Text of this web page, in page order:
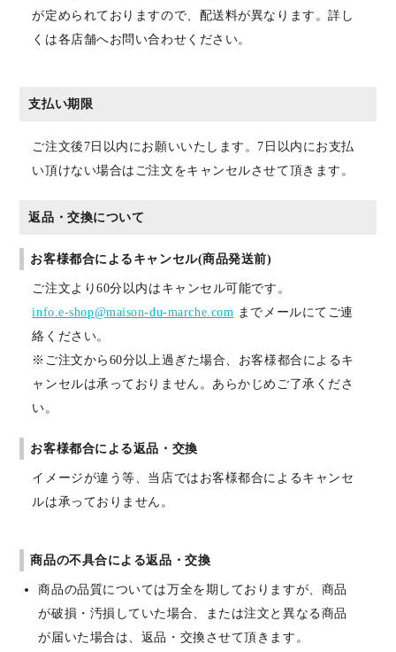
が定められておりますので、配送料が異なります。詳し
くは各店舗へお問い合わせください。
支払い期限
ご注文後7日以内にお願いいたします。7日以内にお支払
い頂けない場合はご注文をキャンセルさせて頂きます。
返品・交換について
お客様都合によるキャンセル(商品発送前)
ご注文より60分以内はキャンセル可能です。
info.e-shop@maison-du-marche.com までメールにてご連
絡ください。
※ご注文から60分以上過ぎた場合、お客様都合によるキ
ャンセルは承っておりません。あらかじめご了承くださ
い。
お客様都合による返品・交換
イメージが違う等、当店ではお客様都合によるキャンセ
ルは承っておりません。
商品の不具合による返品・交換
商品の品質については万全を期しておりますが、商品
が破損・汚損していた場合、または注文と異なる商品
が届いた場合は、返品・交換させて頂きます。